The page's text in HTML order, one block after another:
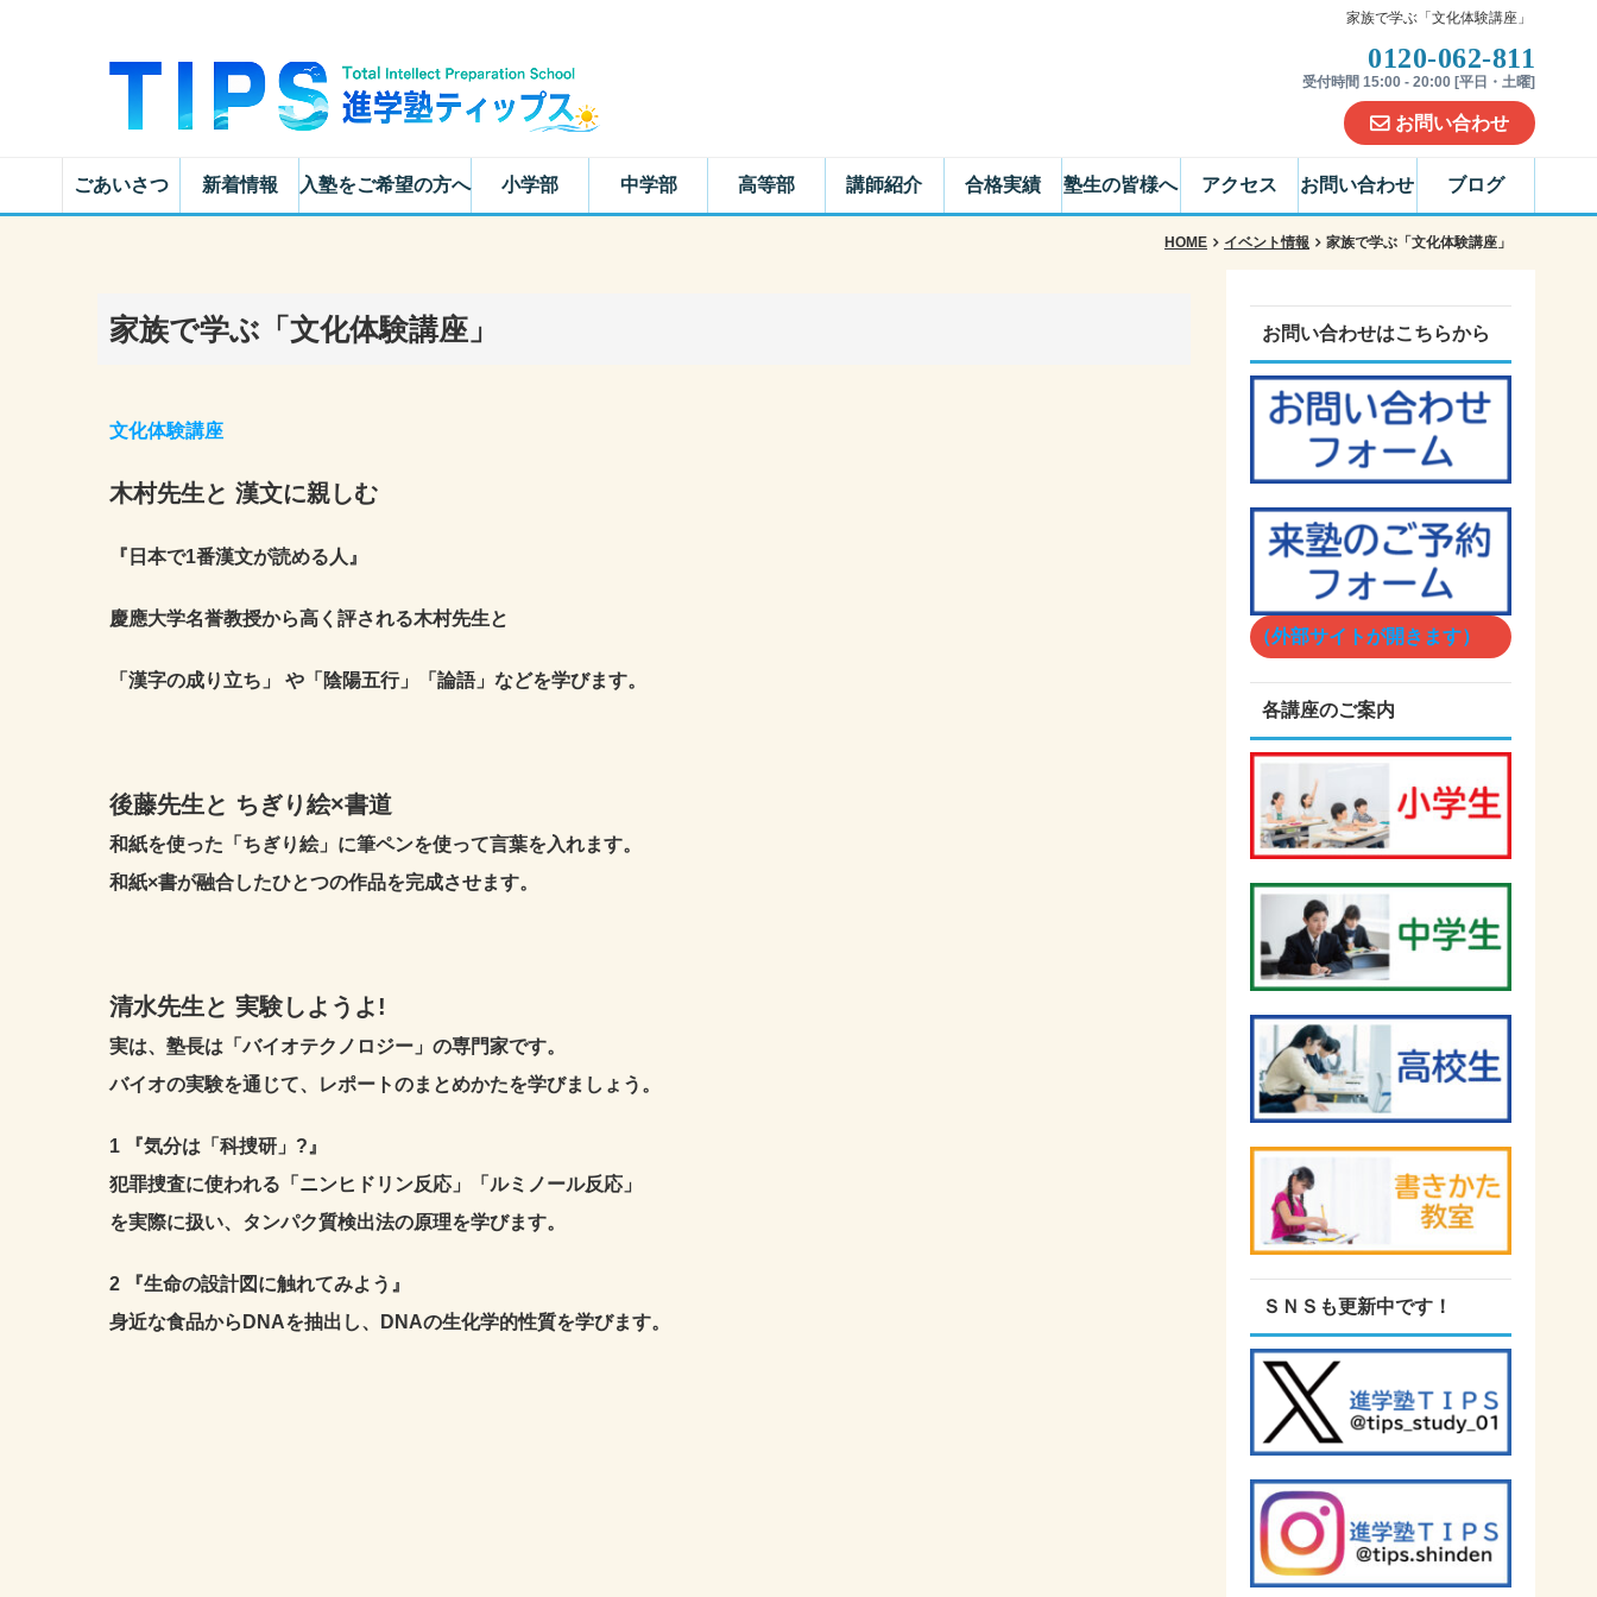
家族で学ぶ「文化体験講座」
0120-062-811
受付時間 15:00 - 20:00 [平日・土曜]
お問い合わせ
ごあいさつ 新着情報 入塾をご希望の方へ 小学部 中学部 高等部 講師紹介 合格実績 塾生の皆様へ アクセス お問い合わせ ブログ
HOME イベント情報 家族で学ぶ「文化体験講座」
家族で学ぶ「文化体験講座」
文化体験講座
木村先生と 漢文に親しむ
『日本で1番漢文が読める人』
慶應大学名誉教授から高く評される木村先生と
「漢字の成り立ち」 や「陰陽五行」「論語」などを学びます。
後藤先生と ちぎり絵×書道
和紙を使った「ちぎり絵」に筆ペンを使って言葉を入れます。
和紙×書が融合したひとつの作品を完成させます。
清水先生と 実験しようよ!
実は、塾⻑は「バイオテクノロジー」の専門家です。
バイオの実験を通じて、レポートのまとめかたを学びましょう。
1 『気分は「科捜研」?』
犯罪捜査に使われる「ニンヒドリン反応」「ルミノール反応」
を実際に扱い、タンパク質検出法の原理を学びます。
2 『生命の設計図に触れてみよう』
身近な食品からDNAを抽出し、DNAの生化学的性質を学びます。
お問い合わせはこちらから
（外部サイトが開きます）
各講座のご案内
ＳＮＳも更新中です！